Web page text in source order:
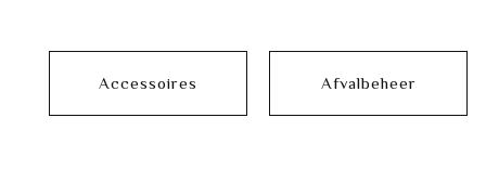
Accessoires Afvalbeheer